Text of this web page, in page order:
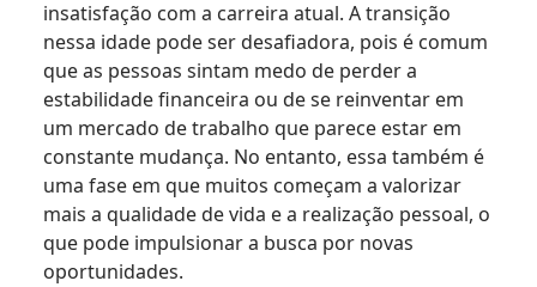
insatisfação com a carreira atual. A transição
nessa idade pode ser desafiadora, pois é comum
que as pessoas sintam medo de perder a
estabilidade financeira ou de se reinventar em
um mercado de trabalho que parece estar em
constante mudança. No entanto, essa também é
uma fase em que muitos começam a valorizar
mais a qualidade de vida e a realização pessoal, o
que pode impulsionar a busca por novas
oportunidades.